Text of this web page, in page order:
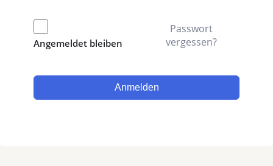
Angemeldet bleiben
Passwort
vergessen?
Anmelden